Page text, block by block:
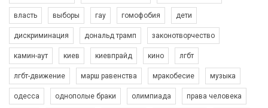
Зупинимо насильство проти ЛГБТ в Україні! Stop violence against LGBT in Ukraine!
6/30/2017
власть выборы гау гомофобия дети
дискриминация дональд трамп законотворчество
камин-аут киев киевпрайд кино лгбт
лгбт-движение марш равенства мракобесие музыка
одесса однополые браки олимпиада права человека